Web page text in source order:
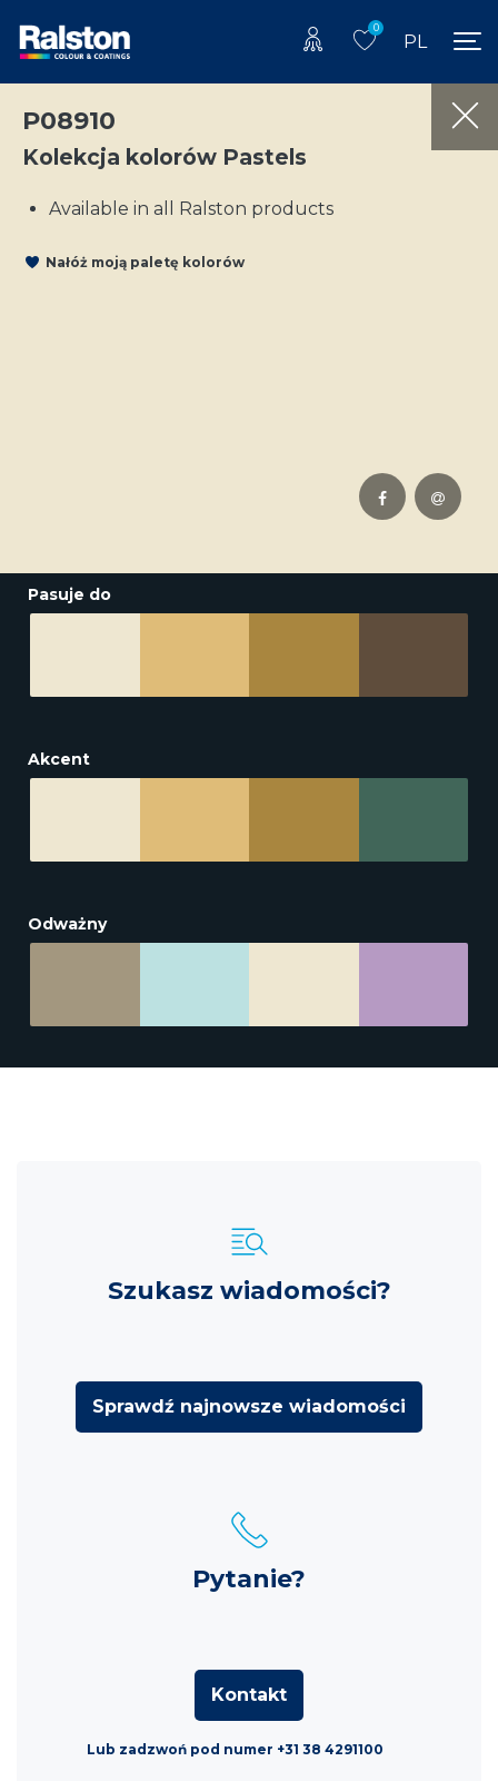
0
PL
P08910
Kolekcja kolorów Pastels
Available in all Ralston products
Nałóż moją paletę kolorów
Pasuje do
Akcent
Odważny
Szukasz wiadomości?
Sprawdź najnowsze wiadomości
Pytanie?
Kontakt
Lub zadzwoń pod numer +31 38 4291100